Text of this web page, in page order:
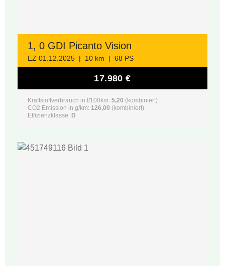
1, 0 GDI Picanto Vision
EZ 01.12.2025 | 10 km | 68 PS
17.980 €
Kraftstoffverbrauch in l/100km: 5,20 (kombiniert)
CO2 Emission in g/km: 126,00 (kombiniert)
Effizienzklasse: D